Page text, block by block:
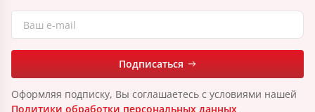
Подписаться
Оформляя подписку, Вы соглашаетесь с условиями нашей
Политики обработки персональных данных